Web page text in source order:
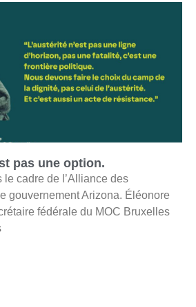
pas une option.
le cadre de l’Alliance des
gouvernement Arizona. Éléonore
fédérale du MOC Bruxelles